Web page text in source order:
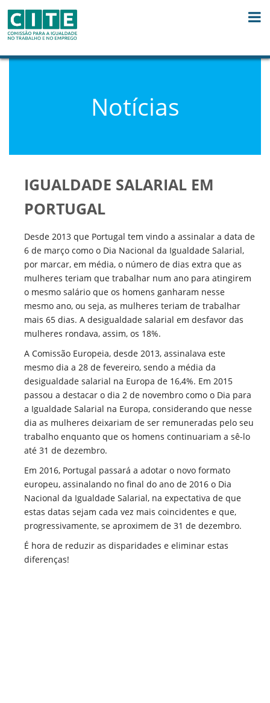
Notícias
IGUALDADE SALARIAL EM
PORTUGAL
Desde 2013 que Portugal tem vindo a assinalar a data de
6 de março como o Dia Nacional da Igualdade Salarial,
por marcar, em média, o número de dias extra que as
mulheres teriam que trabalhar num ano para atingirem
o mesmo salário que os homens ganharam nesse
mesmo ano, ou seja, as mulheres teriam de trabalhar
mais 65 dias. A desigualdade salarial em desfavor das
mulheres rondava, assim, os 18%.
A Comissão Europeia, desde 2013, assinalava este
mesmo dia a 28 de fevereiro, sendo a média da
desigualdade salarial na Europa de 16,4%. Em 2015
passou a destacar o dia 2 de novembro como o Dia para
a Igualdade Salarial na Europa, considerando que nesse
dia as mulheres deixariam de ser remuneradas pelo seu
trabalho enquanto que os homens continuariam a sê-lo
até 31 de dezembro.
Em 2016, Portugal passará a adotar o novo formato
europeu, assinalando no final do ano de 2016 o Dia
Nacional da Igualdade Salarial, na expectativa de que
estas datas sejam cada vez mais coincidentes e que,
progressivamente, se aproximem de 31 de dezembro.
É hora de reduzir as disparidades e eliminar estas
diferenças!